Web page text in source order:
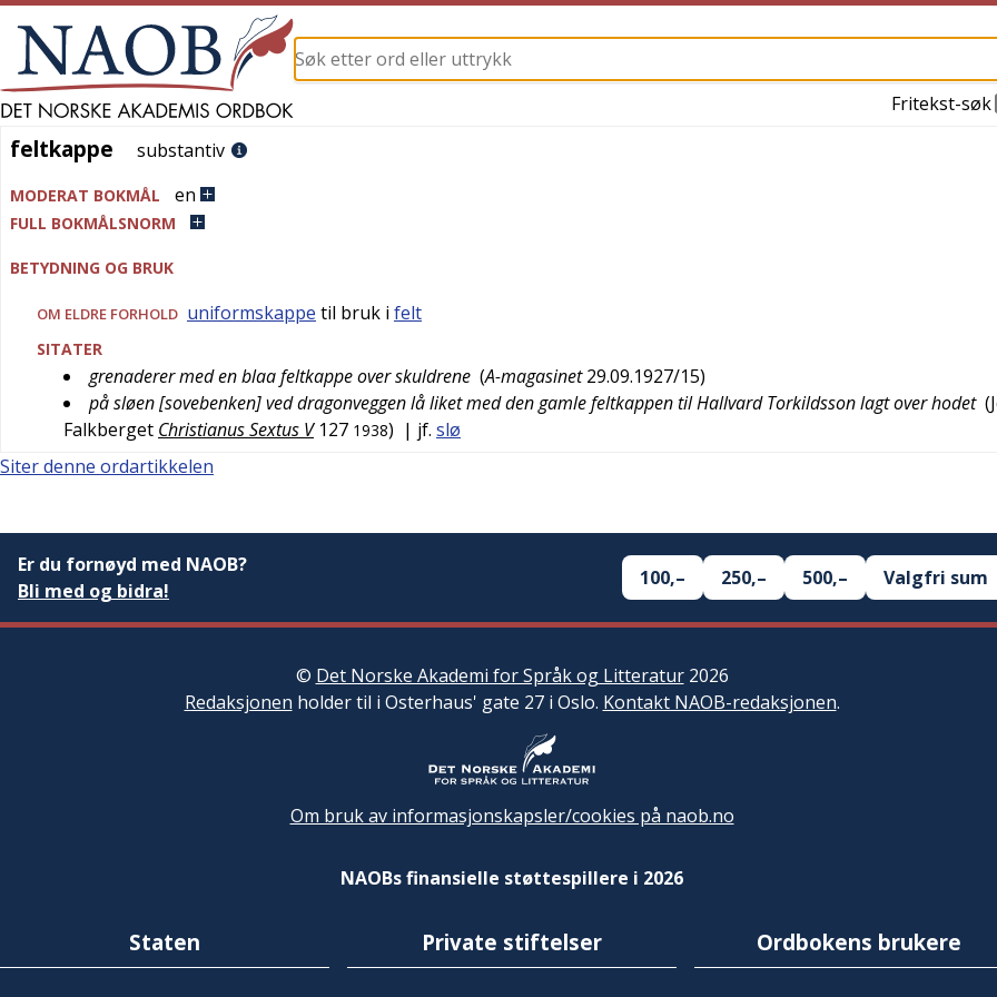
Fritekst-søk
feltkappe
feltkappe substantiv
MODERAT BOKMÅL en
FULL BOKMÅLSNORM
BETYDNING OG BRUK
OM ELDRE FORHOLD uniformskappe til bruk i felt
SITATER
grenaderer med en blaa feltkappe over skuldrene (A-magasinet 29.09.1927/15)
på sløen [sovebenken] ved dragonveggen lå liket med den gamle feltkappen til Hallvard Torkildsson lagt over hodet (
Falkberget Christianus Sextus V 127 1938) | jf. slø
Siter denne ordartikkelen
Er du fornøyd med NAOB?
Bli med og bidra!
100,– 250,– 500,– Valgfri sum
© Det Norske Akademi for Språk og Litteratur2026
Redaksjonen holder til i Osterhaus' gate 27 i Oslo. Kontakt NAOB-redaksjonen.
Om bruk av informasjonskapsler/cookies på naob.no
NAOBs finansielle støttespillere i 2026
Staten Private stiftelser Ordbokens brukere